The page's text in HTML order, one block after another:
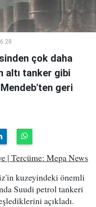
çok daha
altı tanker gibi
geri
| Tercüme: Mepa News
kuzeyindeki önemli
Suudi petrol tankeri
açıkladı.